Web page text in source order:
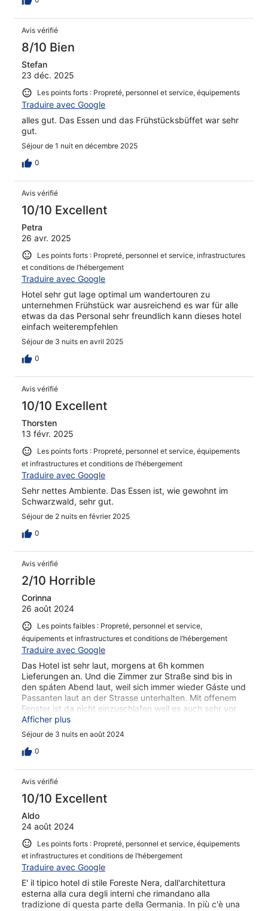
Avis vérifié
8/10 Bien
Stefan
23 déc. 2025
Les points forts : Propreté, personnel et service, équipements
Traduire avec Google
alles gut. Das Essen und das Frühstücksbüffet war sehr
gut.
Séjour de 1 nuit en décembre 2025
0
Avis vérifié
10/10 Excellent
Petra
26 avr. 2025
Les points forts : Propreté, personnel et service, infrastructures
et conditions de l’hébergement
Traduire avec Google
Hotel sehr gut lage optimal um wandertouren zu
unternehmen Frühstück war ausreichend es war für alle
etwas da das Personal sehr freundlich kann dieses hotel
einfach weiterempfehlen
Séjour de 3 nuits en avril 2025
0
Avis vérifié
10/10 Excellent
Thorsten
13 févr. 2025
Les points forts : Propreté, personnel et service, équipements
et infrastructures et conditions de l’hébergement
Traduire avec Google
Sehr nettes Ambiente. Das Essen ist, wie gewohnt im
Schwarzwald, sehr gut.
Séjour de 2 nuits en février 2025
0
Avis vérifié
2/10 Horrible
Corinna
26 août 2024
Les points faibles : Propreté, personnel et service,
équipements et infrastructures et conditions de l’hébergement
Traduire avec Google
Das Hotel ist sehr laut, morgens at 6h kommen
Lieferungen an. Und die Zimmer zur Straße sind bis in
den spáten Abend laut, weil sich immer wieder Gáste und
Passanten laut an der Strasse unterhalten. Mit offenem
Fenster ist da nicht einzuschlafen weil es auch sehr vor
dem Hotel hallt. Der Teppichboden ist sehr abgenutzt
und das ganze Hotel riecht sehr nach Rauch, Essen und
einfach ungelüftet. Wir hatten auch noch den hohen
Flokatiteppich im Zimmer, der unten im
Hotelzimmer echt eine Zumutung, weil man das doch gar
nicht ordentlich sauber halten kann. Management ist sehr
unfreundlich, was sich leider auch teilweise auf das
restliche Personal auswirkt. Wir waren sehr froh, als wir
das Hotel wieder verlassen konnten und würden unter
keinen Umständen wiederkommen. Wir reisen sehr viel
und gerne, aber dieses Hotel kann man wirklich nicht
empfehlen.
Afficher plus
Séjour de 3 nuits en août 2024
0
Avis vérifié
10/10 Excellent
Aldo
24 août 2024
Les points forts : Propreté, personnel et service, équipements
et infrastructures et conditions de l’hébergement
Traduire avec Google
E' il tipico hotel di stile Foreste Nera, dall'architettura
esterna alla cura degli interni che rimandano alla
tradizione di questa parte della Germania. In più c'è una